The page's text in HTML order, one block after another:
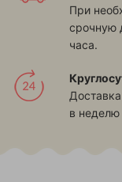
При
срочную
часа.
в